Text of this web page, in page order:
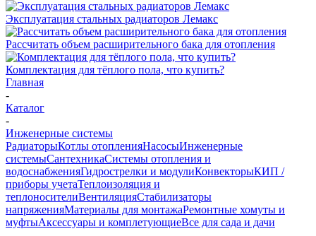
Эксплуатация стальных радиаторов Лемакс
Рассчитать объем расширительного бака для отопления
Комплектация для тёплого пола, что купить?
Главная
-
Каталог
-
Инженерные системы
РадиаторыКотлы отопленияНасосыИнженерные
системыСантехникаСистемы отопления и
водоснабженияГидрострелки и модулиКонвекторыКИП /
приборы учетаТеплоизоляция и
теплоносителиВентиляцияСтабилизаторы
напряженияМатериалы для монтажаРемонтные хомуты и
муфтыАксессуары и комплетующиеВсе для сада и дачи